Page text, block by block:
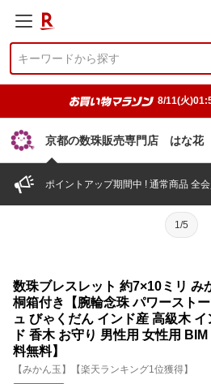
8/11(火
京都の数珠販売専門店 はな花
ポイントアップ期間中 ! 通常商品 全
1/5
数珠ブレスレット 約7×10ミリ み
桐箱付き【腕輪念珠 パワースト
ュ びゃくだん インド産 高級木
ド 香木 お守り 男性用 女性用
料無料】
【みかん玉】【楽天ランキング1位獲得】